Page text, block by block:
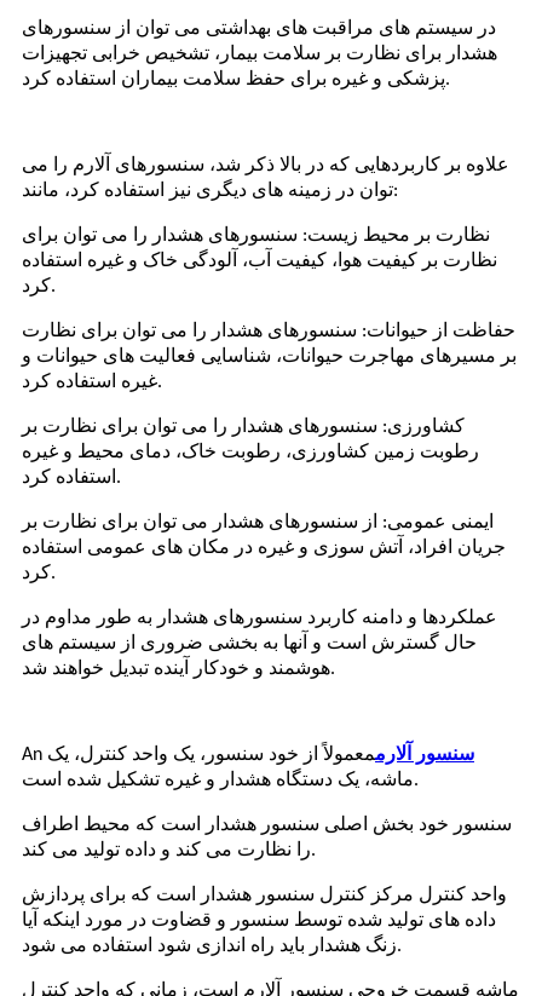
در سیستم های مراقبت های بهداشتی می توان از سنسورهای
هشدار برای نظارت بر سلامت بیمار، تشخیص خرابی تجهیزات
پزشکی و غیره برای حفظ سلامت بیماران استفاده کرد.
علاوه بر کاربردهایی که در بالا ذکر شد، سنسورهای آلارم را می
توان در زمینه های دیگری نیز استفاده کرد، مانند:
نظارت بر محیط زیست: سنسورهای هشدار را می توان برای
نظارت بر کیفیت هوا، کیفیت آب، آلودگی خاک و غیره استفاده
کرد.
حفاظت از حیوانات: سنسورهای هشدار را می توان برای نظارت
بر مسیرهای مهاجرت حیوانات، شناسایی فعالیت های حیوانات و
غیره استفاده کرد.
کشاورزی: ​​سنسورهای هشدار را می توان برای نظارت بر
رطوبت زمین کشاورزی، رطوبت خاک، دمای محیط و غیره
استفاده کرد.
ایمنی عمومی: از سنسورهای هشدار می توان برای نظارت بر
جریان افراد، آتش سوزی و غیره در مکان های عمومی استفاده
کرد.
عملکردها و دامنه کاربرد سنسورهای هشدار به طور مداوم در
حال گسترش است و آنها به بخشی ضروری از سیستم های
هوشمند و خودکار آینده تبدیل خواهند شد.
An سنسور آلارممعمولاً از خود سنسور، یک واحد کنترل، یک
ماشه، یک دستگاه هشدار و غیره تشکیل شده است.
سنسور خود بخش اصلی سنسور هشدار است که محیط اطراف
را نظارت می کند و داده تولید می کند.
واحد کنترل مرکز کنترل سنسور هشدار است که برای پردازش
داده های تولید شده توسط سنسور و قضاوت در مورد اینکه آیا
زنگ هشدار باید راه اندازی شود استفاده می شود.
ماشه قسمت خروجی سنسور آلارم است، زمانی که واحد کنترل